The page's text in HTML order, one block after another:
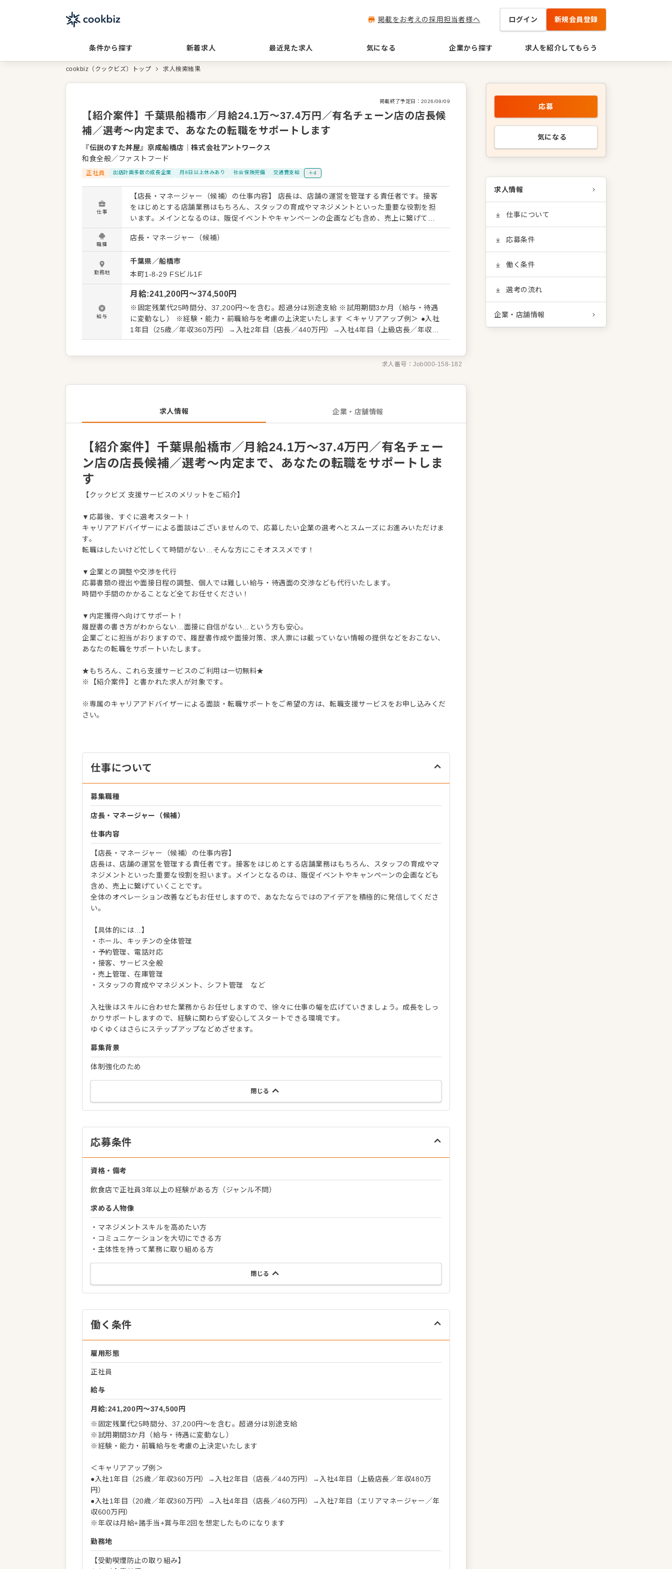
掲載をお考えの採用担当者様へ ログイン 新規会員登録
条件から探す 新着求人 最近見た求人 気になる 企業から探す 求人を紹介してもらう
cookbiz（クックビズ）トップ 求人検索結果
掲載終了予定日： 2026/09/09
【紹介案件】千葉県船橋市／月給24.1万～37.4万円／有名チェーン店の店長候
補／選考～内定まで、あなたの転職をサポートします
『伝説のすた丼屋』京成船橋店 ｜株式会社アントワークス
和食全般／ファストフード
正社員 出店計画多数の成長企業 月8日以上休みあり 社会保険完備 交通費支給 ＋4
仕事
【店長・マネージャー（候補）の仕事内容】 店長は、店舗の運営を管理する責任者です。接客
をはじめとする店舗業務はもちろん、スタッフの育成やマネジメントといった重要な役割を担
います。メインとなるのは、販促イベントやキャンペーンの企画なども含め、売上に繋げてい
くことです。 全体のオペレーション改善などもお任せしますので、あなたならではのアイデア
を積極的に発信してください。 【具体的には…】 ・ホール、キッチンの全体管理 ・予約管
理、電話対応 ・接客、サービス全般 ・売上管理、在庫管理 ・スタッフの育成やマネジメン
ト、シフト管理 など 入社後はスキルに合わせた業務からお任せしますので、徐々に仕事の幅
を広げていきましょう。成長をしっかりサポートしますので、経験に関わらず安心してスター
トできる環境です。 ゆくゆくはさらにステップアップなどめざせます。
職種
店長・マネージャー（候補）
勤務地
千葉県／船橋市
本町1-8-29 FSビル1F
給与
月給:241,200円〜374,500円
※固定残業代25時間分、37,200円～を含む。超過分は別途支給 ※試用期間3か月（給与・待遇
に変動なし） ※経験・能力・前職給与を考慮の上決定いたします ＜キャリアアップ例＞ ●入社
1年目（25歳／年収360万円）→入社2年目（店長／440万円）→入社4年目（上級店長／年収
480万円） ●入社1年目（20歳／年収360万円）→入社4年目（店長／460万円）→入社7年目
求人番号：Job000-158-182
求人情報 企業・店舗情報
【紹介案件】千葉県船橋市／月給24.1万～37.4万円／有名チェー
ン店の店長候補／選考～内定まで、あなたの転職をサポートしま
す
【クックビズ 支援サービスのメリットをご紹介】
▼応募後、すぐに選考スタート！
キャリアアドバイザーによる面談はございませんので、応募したい企業の選考へとスムーズにお進みいただけま
す。
転職はしたいけど忙しくて時間がない…そんな方にこそオススメです！
▼企業との調整や交渉を代行
応募書類の提出や面接日程の調整、個人では難しい給与・待遇面の交渉なども代行いたします。
時間や手間のかかることなど全てお任せください！
▼内定獲得へ向けてサポート！
履歴書の書き方がわからない…面接に自信がない…という方も安心。
企業ごとに担当がおりますので、履歴書作成や面接対策、求人票には載っていない情報の提供などをおこない、
あなたの転職をサポートいたします。
★もちろん、これら支援サービスのご利用は一切無料★
※【紹介案件】と書かれた求人が対象です。
※専属のキャリアアドバイザーによる面談・転職サポートをご希望の方は、転職支援サービスをお申し込みくだ
さい。
仕事について
募集職種
店長・マネージャー（候補）
仕事内容
【店長・マネージャー（候補）の仕事内容】
店長は、店舗の運営を管理する責任者です。接客をはじめとする店舗業務はもちろん、スタッフの育成やマ
ネジメントといった重要な役割を担います。メインとなるのは、販促イベントやキャンペーンの企画なども
含め、売上に繋げていくことです。
全体のオペレーション改善などもお任せしますので、あなたならではのアイデアを積極的に発信してくださ
い。
【具体的には…】
・ホール、キッチンの全体管理
・予約管理、電話対応
・接客、サービス全般
・売上管理、在庫管理
・スタッフの育成やマネジメント、シフト管理 など
入社後はスキルに合わせた業務からお任せしますので、徐々に仕事の幅を広げていきましょう。成長をしっ
かりサポートしますので、経験に関わらず安心してスタートできる環境です。
ゆくゆくはさらにステップアップなどめざせます。
募集背景
体制強化のため
閉じる
応募条件
資格・備考
飲食店で正社員3年以上の経験がある方（ジャンル不問）
求める人物像
・マネジメントスキルを高めたい方
・コミュニケーションを大切にできる方
・主体性を持って業務に取り組める方
閉じる
働く条件
雇用形態
正社員
給与
月給:241,200円〜374,500円
※固定残業代25時間分、37,200円～を含む。超過分は別途支給
※試用期間3か月（給与・待遇に変動なし）
※経験・能力・前職給与を考慮の上決定いたします
＜キャリアアップ例＞
●入社1年目（25歳／年収360万円）→入社2年目（店長／440万円）→入社4年目（上級店長／年収480万
円）
●入社1年目（20歳／年収360万円）→入社4年目（店長／460万円）→入社7年目（エリアマネージャー／年
収600万円）
※年収は月給+諸手当+賞与年2回を想定したものになります
勤務地
【受動喫煙防止の取り組み】
応募
気になる
求人情報
仕事について
応募条件
働く条件
選考の流れ
企業・店舗情報